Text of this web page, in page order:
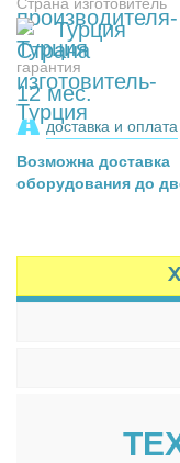
Турция
гарантия
12 мес.
доставка и оплата
Возможна доставка
оборудования до